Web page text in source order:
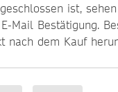
ist,
Mail Bestätigung.
nach dem Kauf